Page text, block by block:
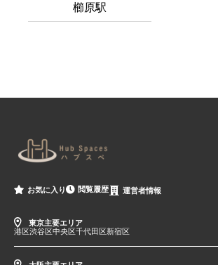
櫛原駅
お気に入り 閲覧履歴 運営者情報
東京主要エリア
港区渋谷区中央区千代田区新宿区